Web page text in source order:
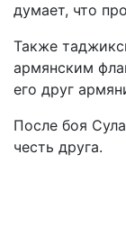
думает, что
Также
армянским
его друг
После боя
честь друга.